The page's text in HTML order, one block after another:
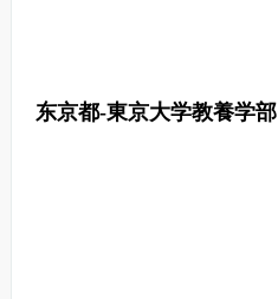
东京都-東京大学教養学部